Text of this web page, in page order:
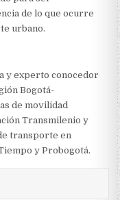
de lo que ocurre
urbano.
y experto conocedor
Bogotá-
de movilidad
Transmilenio y
transporte en
y Probogotá.